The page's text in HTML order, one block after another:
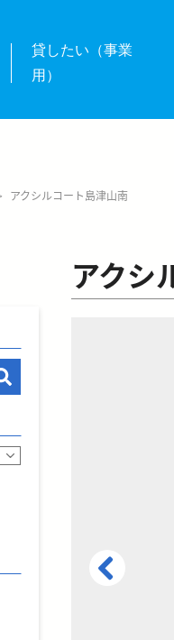
貸したい（事業
用）
アクシルコート島津山南
アクシ